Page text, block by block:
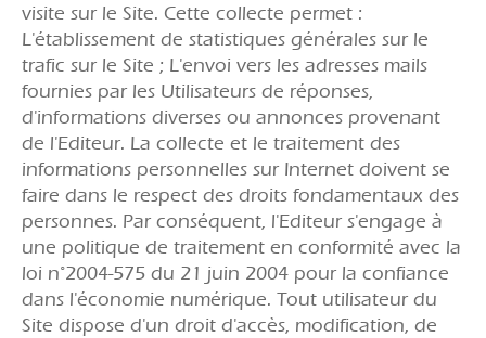
visite sur le Site. Cette collecte permet :
L'établissement de statistiques générales sur le
trafic sur le Site ; L'envoi vers les adresses mails
fournies par les Utilisateurs de réponses,
d'informations diverses ou annonces provenant
de l'Editeur. La collecte et le traitement des
informations personnelles sur Internet doivent se
faire dans le respect des droits fondamentaux des
personnes. Par conséquent, l'Editeur s'engage à
une politique de traitement en conformité avec la
loi n°2004-575 du 21 juin 2004 pour la confiance
dans l'économie numérique. Tout utilisateur du
Site dispose d'un droit d'accès, modification, de